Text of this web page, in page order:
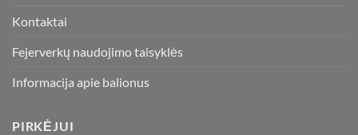
Kontaktai
Fejerverkų naudojimo taisyklės
Informacija apie balionus
PIRKĖJUI